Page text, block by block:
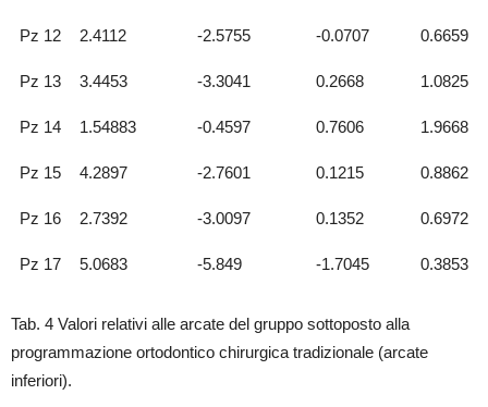
Pz 12 2.4112 -2.5755 -0.0707 0.6659
Pz 13 3.4453 -3.3041 0.2668 1.0825
Pz 14 1.54883 -0.4597 0.7606 1.9668
Pz 15 4.2897 -2.7601 0.1215 0.8862
Pz 16 2.7392 -3.0097 0.1352 0.6972
Pz 17 5.0683 -5.849 -1.7045 0.3853
Tab. 4 Valori relativi alle arcate del gruppo sottoposto alla
programmazione ortodontico chirurgica tradizionale (arcate
inferiori).